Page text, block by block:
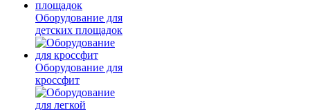
Оборудование для
детских площадок
Оборудование для
кроссфит